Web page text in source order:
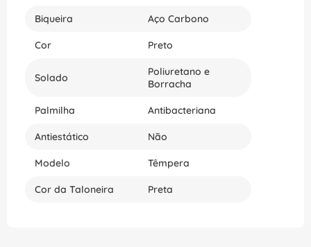
Biqueira Aço Carbono
Cor Preto
Solado
Poliuretano e
Borracha
Palmilha Antibacteriana
Antiestático Não
Modelo Têmpera
Cor da Taloneira Preta